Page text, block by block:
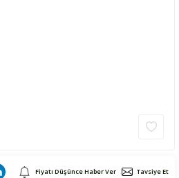
Fiyatı Düşünce Haber Ver Tavsiye Et